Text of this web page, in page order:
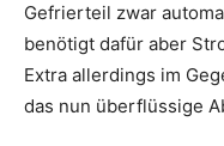
Gefrierteil zwar
benötigt dafür aber
Extra allerdings im
das nun überflüssige